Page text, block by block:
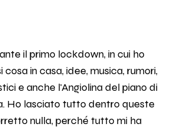
il primo lockdown, in cui ho
in casa, idee, musica, rumori,
e anche l'Angiolina del piano di
Ho lasciato tutto dentro queste
nulla, perché tutto mi ha